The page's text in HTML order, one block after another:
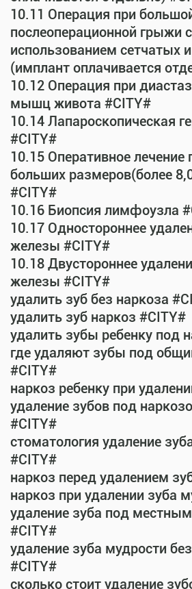
10.11 Операция при
послеоперационной грыжи с
использованием сетчатых
(имплант оплачивается
10.12 Операция при
мышц живота #CITY#
10.14 Лапароскопическая
#CITY#
10.15 Оперативное
больших размеров(более
#CITY#
10.16 Биопсия лимфоузла
10.17 Одностороннее
железы #CITY#
10.18 Двустороннее
железы #CITY#
удалить зуб без наркоза
удалить зуб наркоз #CITY#
удалить зубы ребенку под
где удаляют зубы под
#CITY#
наркоз ребенку при
удаление зубов под
#CITY#
стоматология удаление
#CITY#
наркоз перед удалением
наркоз при удалении зуба
удаление зуба под
#CITY#
удаление зуба мудрости
#CITY#
сколько стоит удаление